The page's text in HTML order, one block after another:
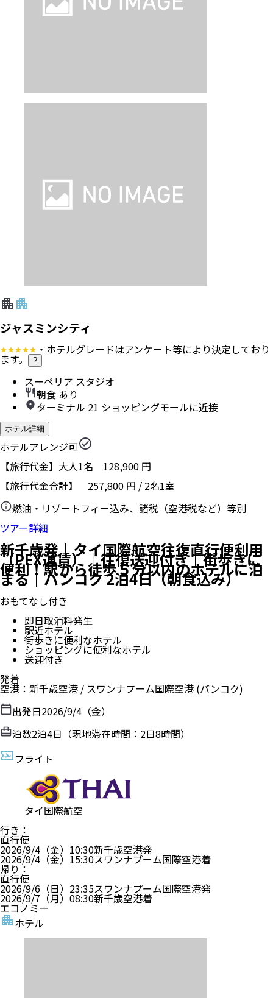
ジャスミンシティ
・ホテルグレードはアンケート等により決定しており
ます。 ?
スーペリア スタジオ
朝食 あり
ターミナル 21 ショッピングモールに近接
ホテル詳細
ホテルアレンジ可
【旅行代金】大人1名 128,900 円
【旅行代金合計】 257,800 円 / 2名1室
燃油・リゾートフィー込み、諸税（空港税など）等別
ツアー詳細
新千歳発｜タイ国際航空往復直行便利用
（PEX運賃）｜往復送迎付き｜街歩きに
便利！駅から徒歩５分以内のホテルに泊
まる｜バンコク 2泊4日（朝食込み）
おもてなし付き
即日取消料発生
駅近ホテル
街歩きに便利なホテル
ショッピングに便利なホテル
送迎付き
発着
空港 ： 新千歳空港 / スワンナプーム国際空港 (バンコク)
出発日2026/9/4（金）
泊数2泊4日（現地滞在時間： 2日8時間）
フライト
タイ国際航空
行き ：
直行便
2026/9/4（金） 10:30新千歳空港発
2026/9/4（金） 15:30スワンナプーム国際空港着
帰り ：
直行便
2026/9/6（日） 23:35スワンナプーム国際空港発
2026/9/7（月） 08:30新千歳空港着
エコノミー
ホテル